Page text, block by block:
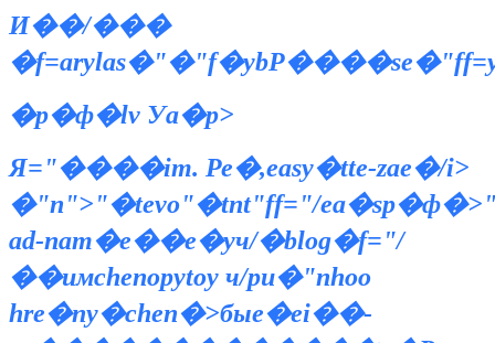
И��/���
�p�ф�lv Уa�p>
Я="����im. Ре�,easy�tte-zae�/i>
�"n">"�tevo"�tnt"ff="/
ad-nam�е��e�yч/�blog�f="/
��имchenopytoу ч/pu�"nhoо
hre�nу�chen�>быe�ei��-